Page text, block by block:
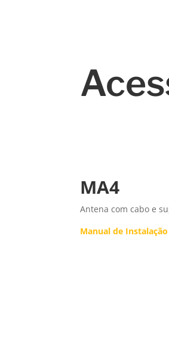
MA4
Antena com cabo e
Manual de Instalação